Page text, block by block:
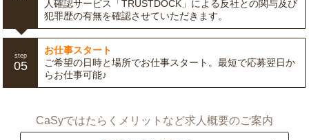
人確認サービス「TRUSTDOCK」による反社との関与及び
犯罪歴の有無を確認させていただきます。
step
05
お仕事スタート
ご希望の日時と場所でお仕事スタート。最短で応募翌日か
らお仕事可能♪
CaSyではたらくメリットなど求人概要のご案内